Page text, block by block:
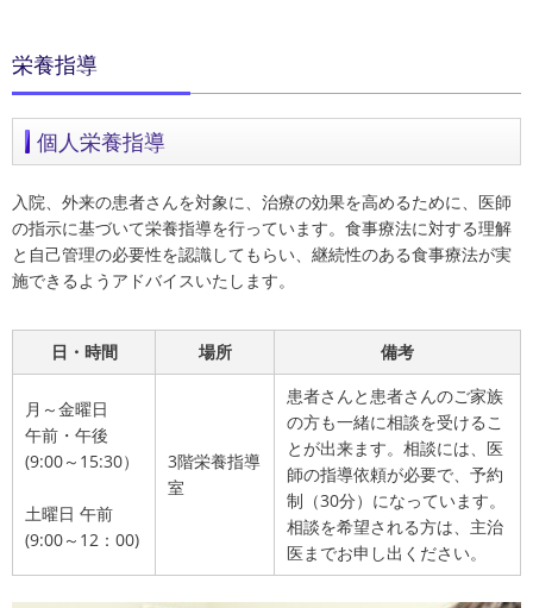
栄養指導
個人栄養指導
入院、外来の患者さんを対象に、治療の効果を高めるために、医師
の指示に基づいて栄養指導を行っています。食事療法に対する理解
と自己管理の必要性を認識してもらい、継続性のある食事療法が実
施できるようアドバイスいたします。
日・時間 場所 備考
月～金曜日
午前・午後
(9:00～15:30）
土曜日 午前
(9:00～12：00)
3階栄養指導
室
患者さんと患者さんのご家族
の方も一緒に相談を受けるこ
とが出来ます。相談には、医
師の指導依頼が必要で、予約
制（30分）になっています。
相談を希望される方は、主治
医までお申し出ください。